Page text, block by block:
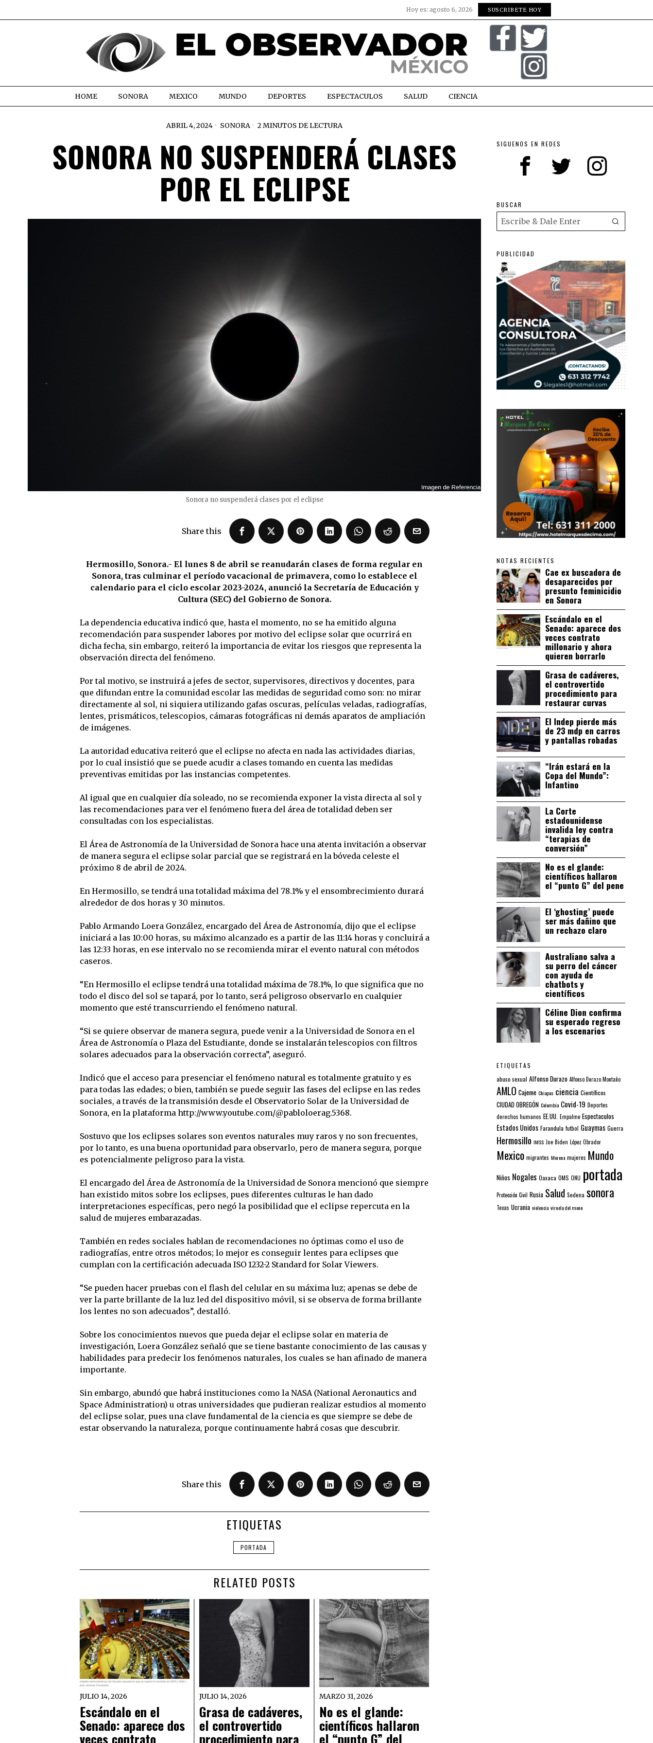
Hoy es: agosto 6, 2026 SUSCRIBETE HOY
HOME SONORA MEXICO MUNDO DEPORTES ESPECTACULOS SALUD CIENCIA
ABRIL 4, 2024 SONORA 2 MINUTOS DE LECTURA
SONORA NO SUSPENDERÁ CLASES
POR EL ECLIPSE
Sonora no suspenderá clases por el eclipse
Share this
Hermosillo, Sonora.- El lunes 8 de abril se reanudarán clases de forma regular en
Sonora, tras culminar el período vacacional de primavera, como lo establece el
calendario para el ciclo escolar 2023-2024, anunció la Secretaría de Educación y
Cultura (SEC) del Gobierno de Sonora.
La dependencia educativa indicó que, hasta el momento, no se ha emitido alguna
recomendación para suspender labores por motivo del eclipse solar que ocurrirá en
dicha fecha, sin embargo, reiteró la importancia de evitar los riesgos que representa la
observación directa del fenómeno.
Por tal motivo, se instruirá a jefes de sector, supervisores, directivos y docentes, para
que difundan entre la comunidad escolar las medidas de seguridad como son: no mirar
directamente al sol, ni siquiera utilizando gafas oscuras, películas veladas, radiografías,
lentes, prismáticos, telescopios, cámaras fotográficas ni demás aparatos de ampliación
de imágenes.
La autoridad educativa reiteró que el eclipse no afecta en nada las actividades diarias,
por lo cual insistió que se puede acudir a clases tomando en cuenta las medidas
preventivas emitidas por las instancias competentes.
Al igual que en cualquier día soleado, no se recomienda exponer la vista directa al sol y
las recomendaciones para ver el fenómeno fuera del área de totalidad deben ser
consultadas con los especialistas.
El Área de Astronomía de la Universidad de Sonora hace una atenta invitación a observar
de manera segura el eclipse solar parcial que se registrará en la bóveda celeste el
próximo 8 de abril de 2024.
En Hermosillo, se tendrá una totalidad máxima del 78.1% y el ensombrecimiento durará
alrededor de dos horas y 30 minutos.
Pablo Armando Loera González, encargado del Área de Astronomía, dijo que el eclipse
iniciará a las 10:00 horas, su máximo alcanzado es a partir de las 11:14 horas y concluirá a
las 12:33 horas, en ese intervalo no se recomienda mirar el evento natural con métodos
caseros.
“En Hermosillo el eclipse tendrá una totalidad máxima de 78.1%, lo que significa que no
todo el disco del sol se tapará, por lo tanto, será peligroso observarlo en cualquier
momento que esté transcurriendo el fenómeno natural.
“Si se quiere observar de manera segura, puede venir a la Universidad de Sonora en el
Área de Astronomía o Plaza del Estudiante, donde se instalarán telescopios con filtros
solares adecuados para la observación correcta”, aseguró.
Indicó que el acceso para presenciar el fenómeno natural es totalmente gratuito y es
para todas las edades; o bien, también se puede seguir las fases del eclipse en las redes
sociales, a través de la transmisión desde el Observatorio Solar de la Universidad de
Sonora, en la plataforma http://www.youtube.com/@pabloloerag.5368.
Sostuvo que los eclipses solares son eventos naturales muy raros y no son frecuentes,
por lo tanto, es una buena oportunidad para observarlo, pero de manera segura, porque
es potencialmente peligroso para la vista.
El encargado del Área de Astronomía de la Universidad de Sonora mencionó que siempre
han existido mitos sobre los eclipses, pues diferentes culturas le han dado
interpretaciones específicas, pero negó la posibilidad que el eclipse repercuta en la
salud de mujeres embarazadas.
También en redes sociales hablan de recomendaciones no óptimas como el uso de
radiografías, entre otros métodos; lo mejor es conseguir lentes para eclipses que
cumplan con la certificación adecuada ISO 1232-2 Standard for Solar Viewers.
“Se pueden hacer pruebas con el flash del celular en su máxima luz; apenas se debe de
ver la parte brillante de la luz led del dispositivo móvil, si se observa de forma brillante
los lentes no son adecuados”, destalló.
Sobre los conocimientos nuevos que pueda dejar el eclipse solar en materia de
investigación, Loera González señaló que se tiene bastante conocimiento de las causas y
habilidades para predecir los fenómenos naturales, los cuales se han afinado de manera
importante.
Sin embargo, abundó que habrá instituciones como la NASA (National Aeronautics and
Space Administration) u otras universidades que pudieran realizar estudios al momento
del eclipse solar, pues una clave fundamental de la ciencia es que siempre se debe de
estar observando la naturaleza, porque continuamente habrá cosas que descubrir.
Share this
ETIQUETAS
PORTADA
RELATED POSTS
JULIO 14, 2026
Escándalo en el
Senado: aparece dos
veces contrato
JULIO 14, 2026
Grasa de cadáveres,
el controvertido
procedimiento para
MARZO 31, 2026
No es el glande:
científicos hallaron
el “punto G” del
SIGUENOS EN REDES
BUSCAR
PUBLICIDAD
NOTAS RECIENTES
Cae ex buscadora de
desaparecidos por
presunto feminicidio
en Sonora
Escándalo en el
Senado: aparece dos
veces contrato
millonario y ahora
quieren borrarlo
Grasa de cadáveres,
el controvertido
procedimiento para
restaurar curvas
El Indep pierde más
de 23 mdp en carros
y pantallas robadas
“Irán estará en la
Copa del Mundo”:
Infantino
La Corte
estadounidense
invalida ley contra
“terapias de
conversión”
No es el glande:
científicos hallaron
el “punto G” del pene
El ‘ghosting’ puede
ser más dañino que
un rechazo claro
Australiano salva a
su perro del cáncer
con ayuda de
chatbots y
científicos
Céline Dion confirma
su esperado regreso
a los escenarios
ETIQUETAS
abuso sexual Alfonso Durazo Alfonso Durazo Montaño
AMLO Cajeme Chiapas ciencia Científicos
CIUDAD OBREGÓN Colombia Covid-19 Deportes
derechos humanos EE.UU. Empalme Espectaculos
Estados Unidos Farandula futbol Guaymas Guerra
Hermosillo IMSS Joe Biden López Obrador
Mexico migrantes Morena mujeres Mundo
Niños Nogales Oaxaca OMS ONU portada
Protección Civil Rusia Salud Sedena sonora
Texas Ucrania violencia viruela del mono